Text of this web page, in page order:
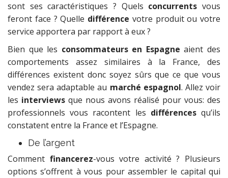
sont ses caractéristiques ? Quels concurrents vous
feront face ? Quelle différence votre produit ou votre
service apportera par rapport à eux ?
Bien que les consommateurs en Espagne aient des
comportements assez similaires à la France, des
différences existent donc soyez sûrs que ce que vous
vendez sera adaptable au marché espagnol. Allez voir
les interviews que nous avons réalisé pour vous: des
professionnels vous racontent les différencesqu’ils
constatent entre la France et l’Espagne.
De l’argent
Comment financerez-vous votre activité ? Plusieurs
options s’offrent à vous pour assembler le capital qui